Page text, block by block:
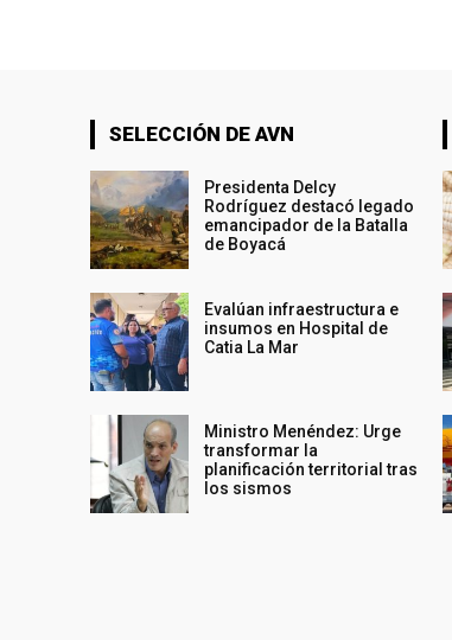
SELECCIÓN DE AVN
Presidenta Delcy
Rodríguez destacó legado
emancipador de la Batalla
de Boyacá
Evalúan infraestructura e
insumos en Hospital de
Catia La Mar
Ministro Menéndez: Urge
transformar la
planificación territorial tras
los sismos